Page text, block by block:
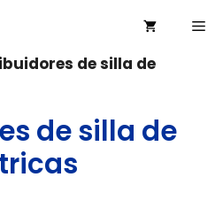
de silla de
de silla de